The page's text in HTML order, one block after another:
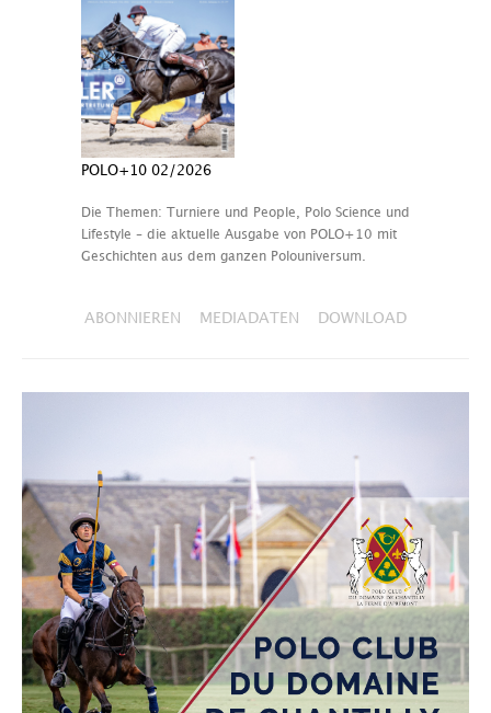
POLO+10 02/2026
Die Themen: Turniere und People, Polo Science und
Lifestyle – die aktuelle Ausgabe von POLO+10 mit
Geschichten aus dem ganzen Polouniversum.
ABONNIEREN MEDIADATEN DOWNLOAD